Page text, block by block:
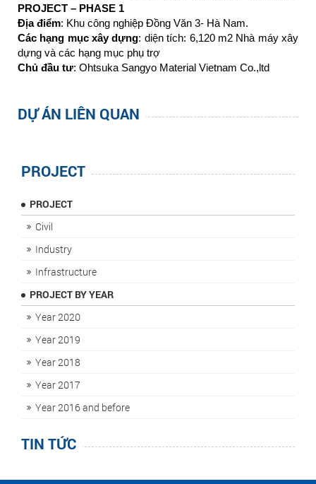
PROJECT – PHASE 1
Địa điểm: Khu công nghiệp Đồng Văn 3- Hà Nam.
Các hạng mục xây dựng: diện tích: 6,120 m2 Nhà máy xây
dựng và các hạng mục phụ trợ
Chủ đầu tư: Ohtsuka Sangyo Material Vietnam Co.,ltd
DỰ ÁN LIÊN QUAN
PROJECT
PROJECT
Civil
Industry
Infrastructure
PROJECT BY YEAR
Year 2020
Year 2019
Year 2018
Year 2017
Year 2016 and before
TIN TỨC